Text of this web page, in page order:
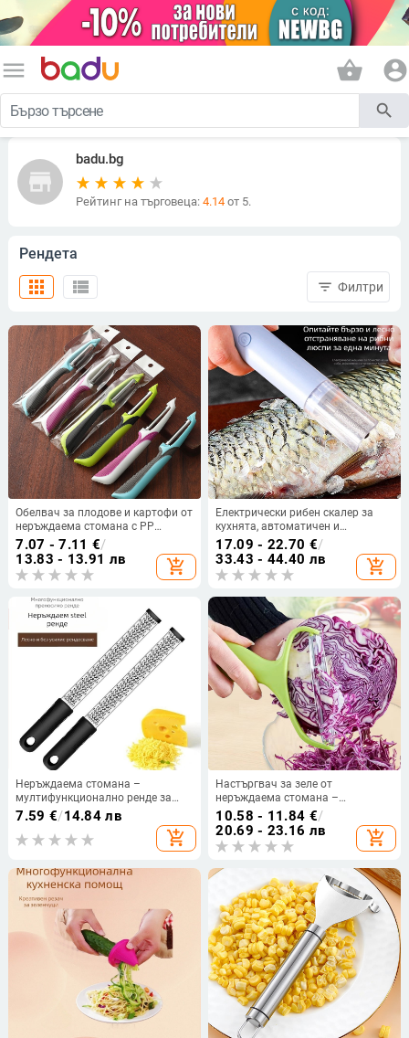
menu shopping_basket account_circle
search
store
badu.bg
Рейтинг на търговеца: 4.14от 5.
Рендета
view_list
apps filter_list Филтри
Обелвач за плодове и картофи от
неръждаема стомана с PP
дръжка — персонализирана
обработка, печатано лого,
подходящ за подарък
7.07 - 7.11 €/
13.83 - 13.91 лв
add_shopping_cart
Електрически рибен скалер за
кухнята, автоматичен и
многофункционален, ABS и
неръждаема стомана, 2023 г.
пускане, възможност за печат на
лого
17.09 - 22.70 €/
33.43 - 44.40 лв
add_shopping_cart
Неръждаема стомана –
мултифункционално ренде за
плодове и сирене с обелвач за
лимон
7.59 €/14.84 лв
add_shopping_cart
Настъргвач за зеле от
неръждаема стомана –
многофункционален настъргвач
за лилаво зеле и други видове
зеле, кухненска, домашна и
хотелска употреба
10.58 - 11.84 €/
20.69 - 23.16 лв
add_shopping_cart